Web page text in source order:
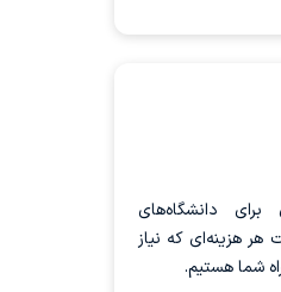
دانشگاه‌های
هزینه‌ای که نیاز
شما هستیم.
مانند اپلیکیشن
خوابگاه و… است. با
تهران پیمنت به
هزینه‌ها را بپردازید.